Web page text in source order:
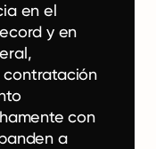
en el
y en
contratación
con
a